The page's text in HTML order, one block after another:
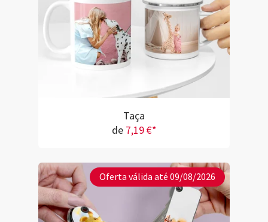
Taça
de 7,19 €*
Oferta válida até 09/08/2026